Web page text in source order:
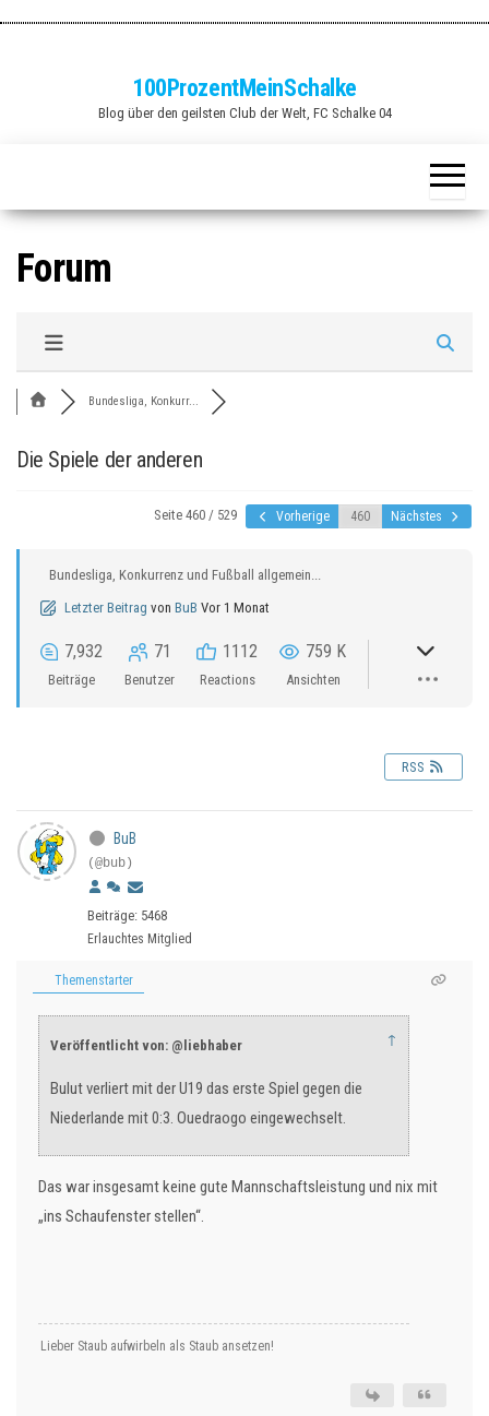
100ProzentMeinSchalke
Blog über den geilsten Club der Welt, FC Schalke 04
Forum
Bundesliga, Konkurr...
Die Spiele der anderen
Seite 460 / 529 Vorherige Nächstes
Bundesliga, Konkurrenz und Fußball allgemein...
Letzter Beitrag von BuB Vor 1 Monat
7,932
Beiträge
71
Benutzer
1112
Reactions
759 K
Ansichten
RSS
BuB
(@bub)
Beiträge: 5468
Erlauchtes Mitglied
Themenstarter
Veröffentlicht von: @liebhaber ↑
Bulut verliert mit der U19 das erste Spiel gegen die
Niederlande mit 0:3. Ouedraogo eingewechselt.
Das war insgesamt keine gute Mannschaftsleistung und nix mit
„ins Schaufenster stellen“.
Lieber Staub aufwirbeln als Staub ansetzen!